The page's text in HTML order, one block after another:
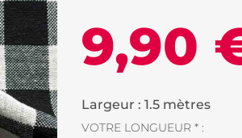
9,90
Largeur : 1.5 mètres
VOTRE LONGUEUR * :